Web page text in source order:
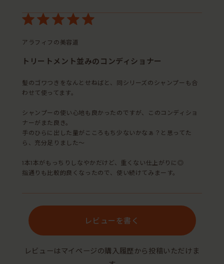
アラフィフの美容道
トリートメント並みのコンディショナー
髪のゴワつきをなんとせねばと、同シリーズのシャンプーも合
わせて使ってます。
シャンプーの使い心地も良かったのですが、このコンディショ
ナーがまた良き。
手のひらに出した量がこころもち少ないかなぁ？と思ってた
ら、充分足りました〜
1本1本がもっちりしなやかだけど、重くない仕上がりに◎
指通りも比較的良くなったので、使い続けてみまーす。
レビューを書く
レビューはマイページの購入履歴から投稿いただけま